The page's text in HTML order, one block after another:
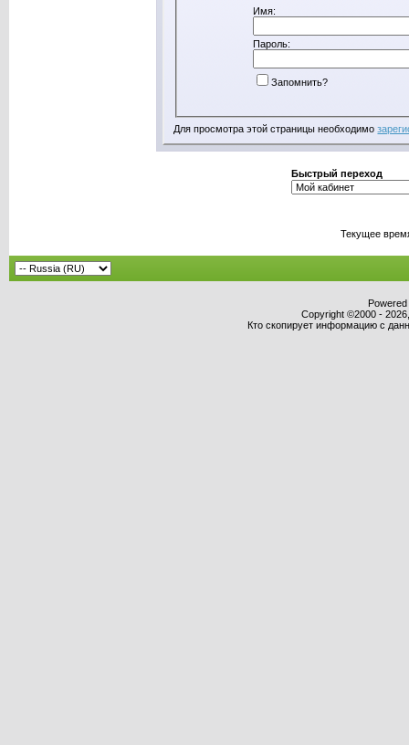
Имя:
Пароль:
Запомнить?
Для просмотра этой страницы необходимо
Быстрый переход
Текущее
Copyright ©2000 -
Кто скопирует информацию с